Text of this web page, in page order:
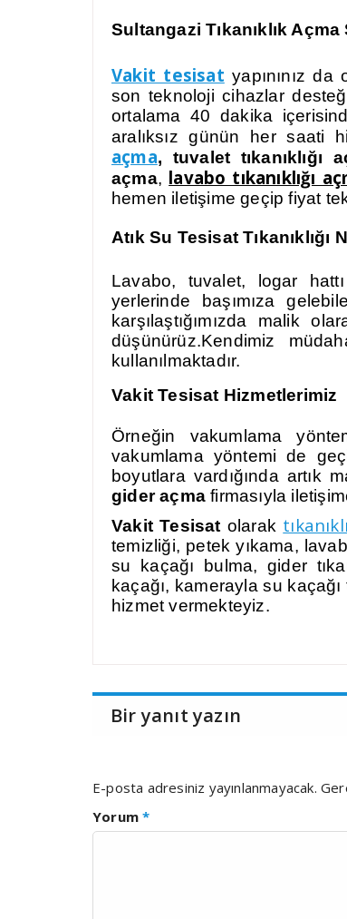
Sultangazi Tıkanıklık
Vakit tesisat yapınınız
son teknoloji cihazlar
ortalama 40 dakika
aralıksız günün her saati
açma, tuvalet tıkanıklığı
açma, lavabo tıkanıklığı
hemen iletişime geçip fiyat
Atık Su Tesisat Tıkanıklığı
Lavabo, tuvalet, logar
yerlerinde başımıza
karşılaştığımızda malik
düşünürüz.Kendimiz
kullanılmaktadır.
Vakit Tesisat Hizmetlerimiz
Örneğin vakumlama
vakumlama yöntemi de
boyutlara vardığında artık
gider açma firmasıyla
Vakit Tesisat olarak
temizliği, petek yıkama,
su kaçağı bulma, gider
kaçağı, kamerayla su
hizmet vermekteyiz.
Bir yanıt yazın
E-posta adresiniz yayınlanmayacak.
Yorum*